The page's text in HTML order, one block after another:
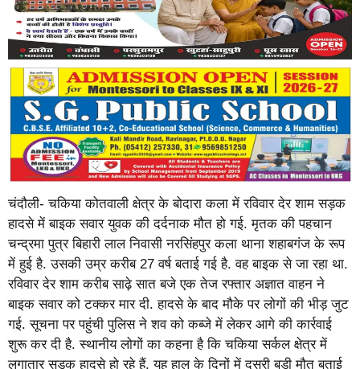
चंदौली- चकिया कोतवाली क्षेत्र के बोदारा कला में रविवार देर शाम सड़क
हादसे में बाइक सवार युवक की दर्दनाक मौत हो गई. मृतक की पहचान
चन्द्रमा पुत्र बिहारी लाल निवासी नरसिंहपुर कला थाना शहाबगंज के रूप
में हुई है. उसकी उम्र करीब 27 वर्ष बताई गई है. वह बाइक से जा रहा था.
रविवार देर शाम करीब साढ़े सात बजे एक तेज रफ्तार अज्ञात वाहन ने
बाइक सवार को टक्कर मार दी. हादसे के बाद मौके पर लोगों की भीड़ जुट
गई. सूचना पर पहुंची पुलिस ने शव को कब्जे में लेकर आगे की कार्रवाई
शुरू कर दी है. स्थानीय लोगों का कहना है कि चकिया सर्कल क्षेत्र में
लगातार सड़क हादसे हो रहे हैं. यह हाल के दिनों में दूसरी बड़ी मौत बताई